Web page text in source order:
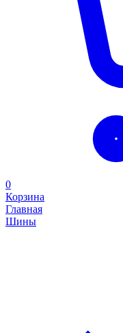
0
Корзина
Главная
Шины